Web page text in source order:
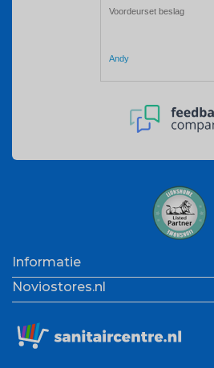
Informatie
Noviostores.nl